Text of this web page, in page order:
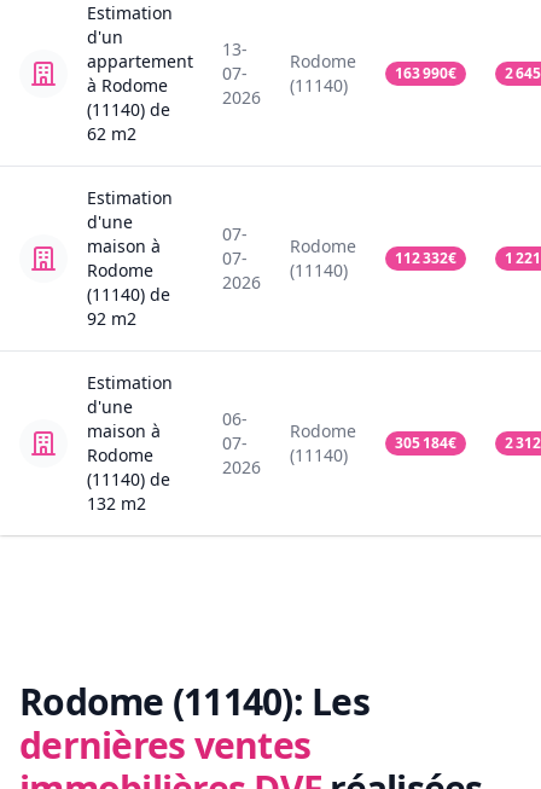
Estimation
d'un
appartement
à Rodome
(11140) de
62 m2
13-
07-
2026
Rodome
(11140)
163 990€ 2 645
Estimation
d'une
maison à
Rodome
(11140) de
92 m2
07-
07-
2026
Rodome
(11140)
112 332€ 1 221
Estimation
d'une
maison à
Rodome
(11140) de
132 m2
06-
07-
2026
Rodome
(11140)
305 184€ 2 312
Rodome (11140): Les
dernières ventes